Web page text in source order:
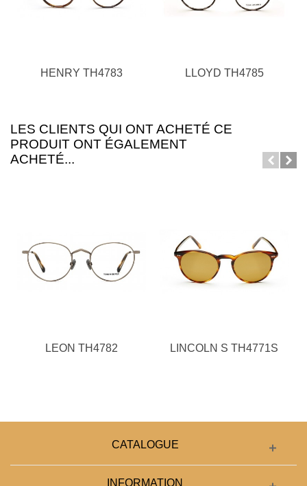
HENRY TH4783 LLOYD TH4785
LES CLIENTS QUI ONT ACHETÉ CE
PRODUIT ONT ÉGALEMENT
ACHETÉ...
LEON TH4782 LINCOLN S TH4771S
CATALOGUE
INFORMATION